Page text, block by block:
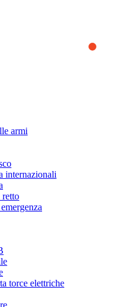
you the best experience
this website, you accept
how the website is used and
more or to find out how
our
armi
internazionali
retto
torce elettriche